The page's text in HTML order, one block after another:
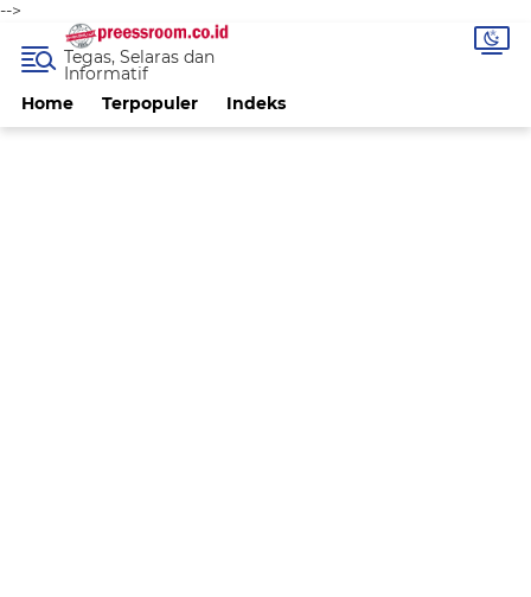
-->
Home Terpopuler Indeks
Tegas, Selaras dan
Informatif